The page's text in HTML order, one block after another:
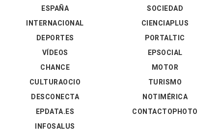
ESPAÑA
INTERNACIONAL
DEPORTES
VÍDEOS
SOCIEDAD
CIENCIAPLUS
PORTALTIC
EPSOCIAL
CHANCE
CULTURAOCIO
DESCONECTA
EPDATA.ES
INFOSALUS
MOTOR
TURISMO
NOTIMÉRICA
CONTACTOPHOTO